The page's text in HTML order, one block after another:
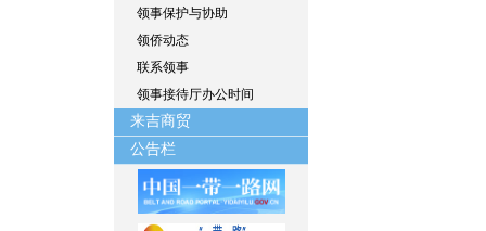
领事保护与协助
领侨动态
联系领事
领事接待厅办公时间
来吉商贸
公告栏